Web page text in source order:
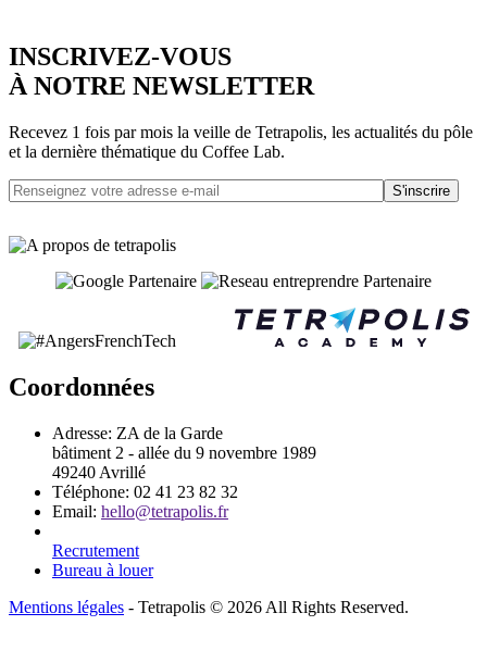
INSCRIVEZ-VOUS
À NOTRE NEWSLETTER
Recevez 1 fois par mois la veille de Tetrapolis, les actualités du pôle
et la dernière thématique du Coffee Lab.
S'inscrire
Coordonnées
Adresse: ZA de la Garde
bâtiment 2 - allée du 9 novembre 1989
49240 Avrillé
Téléphone: 02 41 23 82 32
Email: hello@tetrapolis.fr
Recrutement
Bureau à louer
Mentions légales - Tetrapolis © 2026 All Rights Reserved.